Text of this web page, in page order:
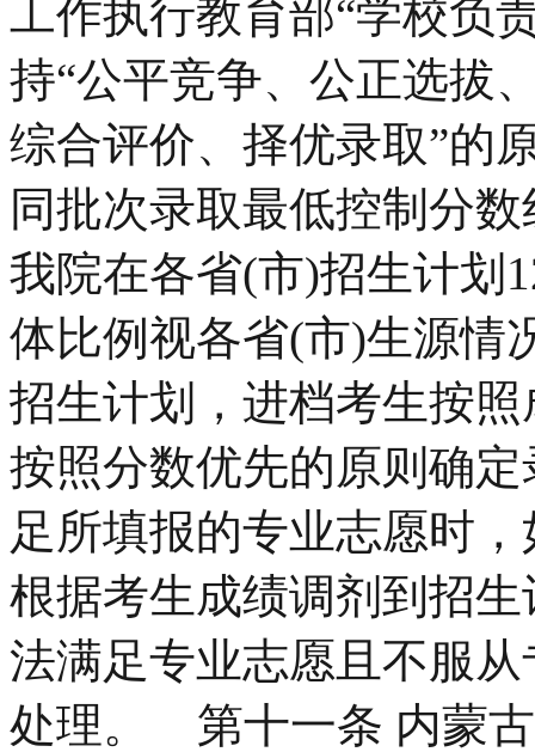
工作执行教育部“学校负
持“公平竞争、公正选拔
综合评价、择优录取”
同批次录取最低控制分
我院在各省(市)招生计划
体比例视各省(市)生源
招生计划，进档考生按
按照分数优先的原则确
足所填报的专业志愿时
根据考生成绩调剂到招
法满足专业志愿且不服
处理。 第十一条 内蒙